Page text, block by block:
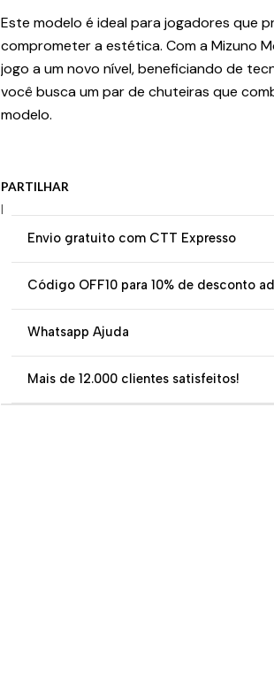
Este modelo é ideal para jogadores que
comprometer a estética. Com a Mizuno
jogo a um novo nível, beneficiando de
você busca um par de chuteiras que
modelo.
PARTILHAR
|
Envio gratuito com CTT Expresso
Código OFF10 para 10% de desconto
Whatsapp Ajuda
Mais de 12.000 clientes satisfeitos!